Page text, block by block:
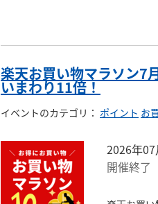
楽天お買い物マラソン7
いまわり11倍！
イベントのカテゴリ ： ポイント お
2026年
開催終了